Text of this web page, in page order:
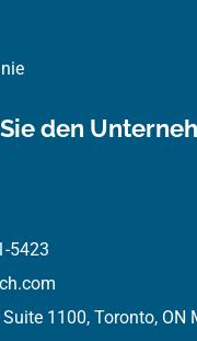
den
5423
1100, Toronto, ON